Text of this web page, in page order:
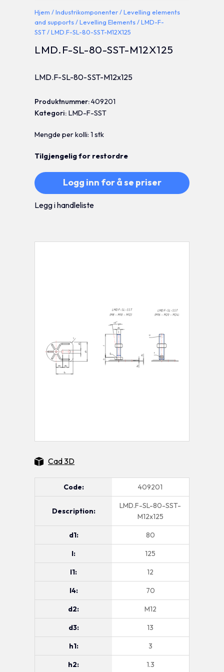
Hjem /Industrikomponenter/Levelling elements
and supports/Levelling Elements/LMD-F-
SST/ LMD.F-SL-80-SST-M12X125
LMD.F-SL-80-SST-M12X125
LMD.F-SL-80-SST-M12x125
Produktnummer:409201
Kategori:LMD-F-SST
Mengde per kolli: 1 stk
Tilgjengelig for restordre
Logg inn for å se priser
Legg i handleliste
Code: 409201
Description:
LMD.F-SL-80-SST-
M12x125
d1: 80
l: 125
l1: 12
l4: 70
d2: M12
d3: 13
h1: 3
h2: 1.3
Cad 3D